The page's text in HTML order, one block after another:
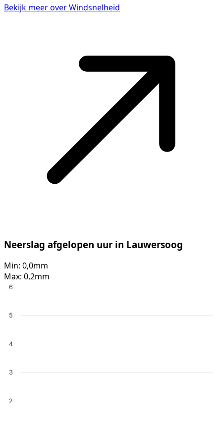
Bekijk meer over Windsnelheid
Neerslag afgelopen uur in Lauwersoog
Min: 0,0mm
Max: 0,2mm
2
3
4
5
6